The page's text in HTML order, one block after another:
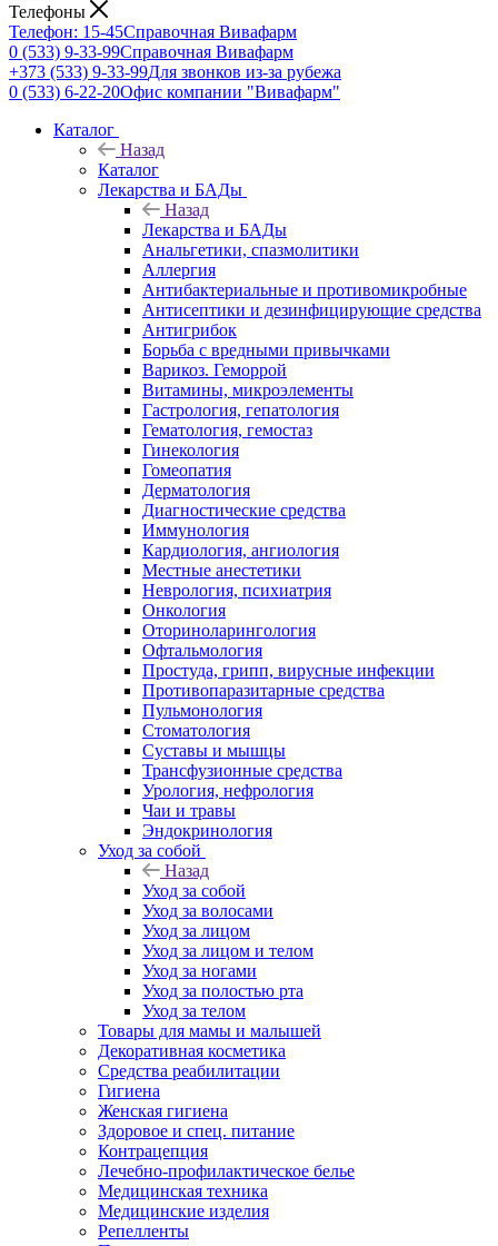
Телефоны
Телефон: 15-45Справочная Вивафарм
0 (533) 9-33-99Справочная Вивафарм
+373 (533) 9-33-99Для звонков из-за рубежа
0 (533) 6-22-20Офис компании "Вивафарм"
Каталог
Назад
Каталог
Лекарства и БАДы
Назад
Лекарства и БАДы
Анальгетики, спазмолитики
Аллергия
Антибактериальные и противомикробные
Антисептики и дезинфицирующие средства
Антигрибок
Борьба с вредными привычками
Варикоз. Геморрой
Витамины, микроэлементы
Гастрология, гепатология
Гематология, гемостаз
Гинекология
Гомеопатия
Дерматология
Диагностические средства
Иммунология
Кардиология, ангиология
Местные анестетики
Неврология, психиатрия
Онкология
Оториноларингология
Офтальмология
Простуда, грипп, вирусные инфекции
Противопаразитарные средства
Пульмонология
Стоматология
Суставы и мышцы
Трансфузионные средства
Урология, нефрология
Чаи и травы
Эндокринология
Уход за собой
Назад
Уход за собой
Уход за волосами
Уход за лицом
Уход за лицом и телом
Уход за ногами
Уход за полостью рта
Уход за телом
Товары для мамы и малышей
Декоративная косметика
Средства реабилитации
Гигиена
Женская гигиена
Здоровое и спец. питание
Контрацепция
Лечебно-профилактическое белье
Медицинская техника
Медицинские изделия
Репелленты